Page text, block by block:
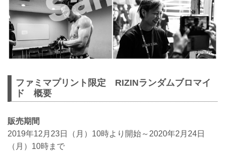
ファミマプリント限定 RIZINランダムブロマイ
ド 概要
販売期間
2019年12月23日（月）10時より開始～2020年2月24日
（月）10時まで